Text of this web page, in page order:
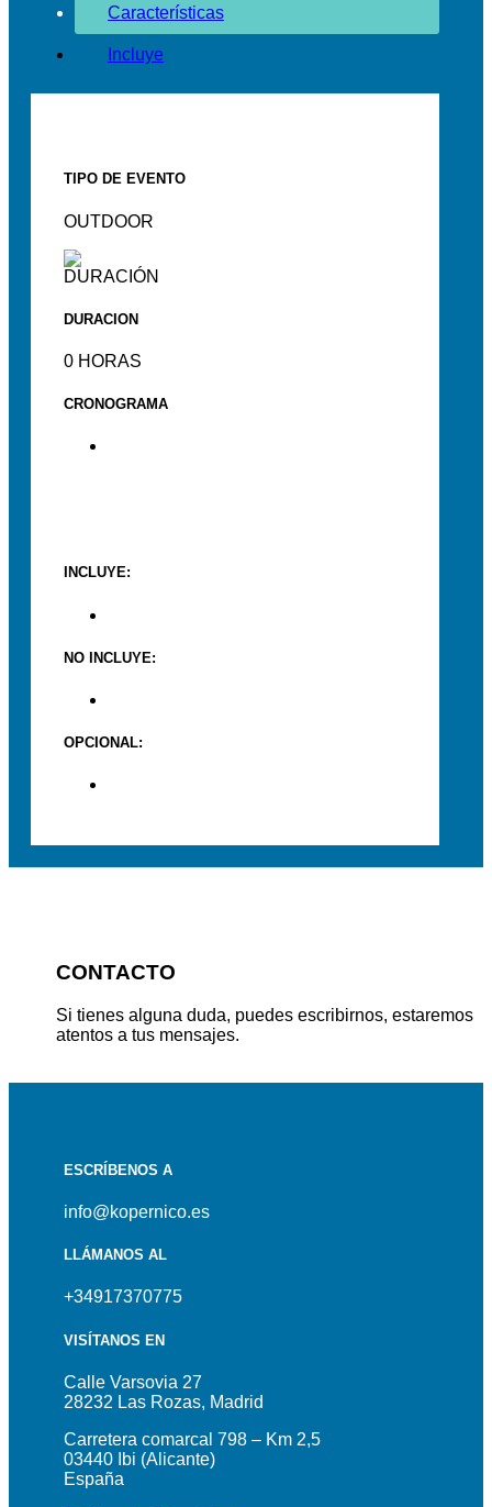
Características
Incluye
TIPO DE EVENTO
OUTDOOR
DURACION
0 HORAS
CRONOGRAMA
INCLUYE:
NO INCLUYE:
OPCIONAL:
CONTACTO
Si tienes alguna duda, puedes escribirnos, estaremos
atentos a tus mensajes.
ESCRÍBENOS A
info@kopernico.es
LLÁMANOS AL
+34917370775
VISÍTANOS EN
Calle Varsovia 27
28232 Las Rozas, Madrid
Carretera comarcal 798 – Km 2,5
03440 Ibi (Alicante)
España